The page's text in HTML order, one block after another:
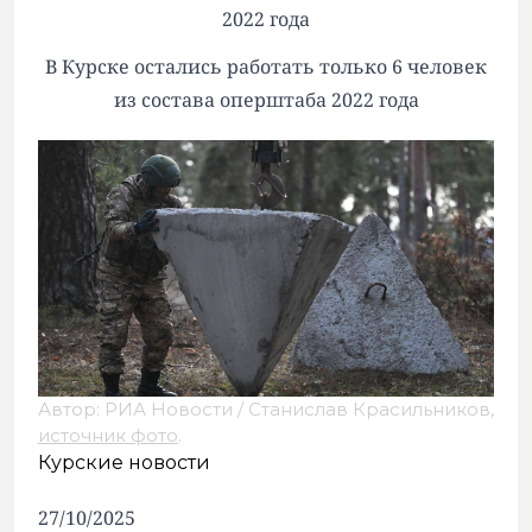
2022 года
В Курске остались работать только 6 человек
из состава оперштаба 2022 года
Автор: РИА Новости / Станислав Красильников,
источник фото.
Курские новости
27/10/2025